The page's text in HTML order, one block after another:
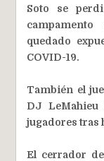
Soto se
quedado
COVID-19.
También el
DJ
jugadores tras
El cerrador